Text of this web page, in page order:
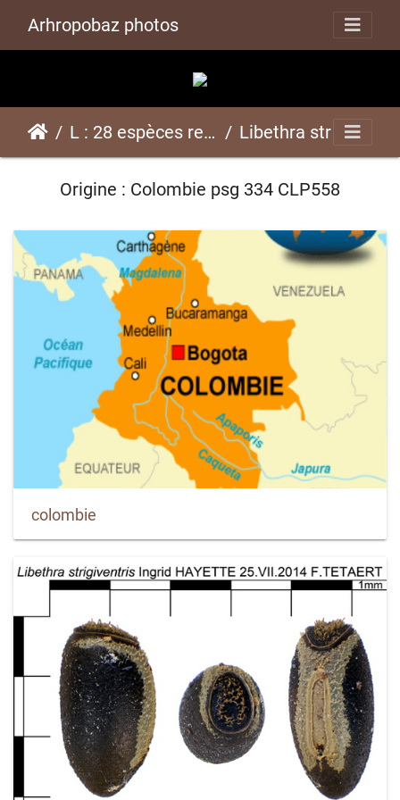
Arhropobaz photos
L : 28 espèces représentées ici Libethra strigiventrispsg 334 CLP558
Origine : Colombie psg 334 CLP558
colombie